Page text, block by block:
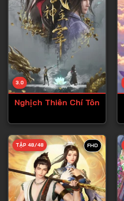
Tập 10
Tập 11
Tập 13
Tập 14
Tập 15
Tập 17
Tập 18
Tập 19
Tập 20
Tập 21
3.0
Nghịch Thiên Chí Tôn
FHD
TẬP 48/48